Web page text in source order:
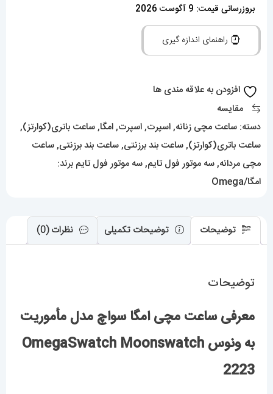
امگا
سواچ
ونوس
Moonswatch
عدد
بروزرسانی قیمت: 9 آگوست 2026
راهنمای اندازه گیری
افزودن به علاقه مندی ها
مقایسه
دسته: ساعت مچی زنانه,اسپرت,اسپرت,امگا,ساعت باتری(کوارتز),
ساعت باتری(کوارتز),ساعت بند برزنتی,ساعت بند برزنتی,ساعت
مچی مردانه,سه موتور فول تایم,سه موتور فول تایم برند:
امگا/Omega
توضیحات توضیحات تکمیلی نظرات (0)
توضیحات
معرفی ساعت مچی امگا سواچ مدل مأموریت
به ونوس OmegaSwatch Moonswatch
2223